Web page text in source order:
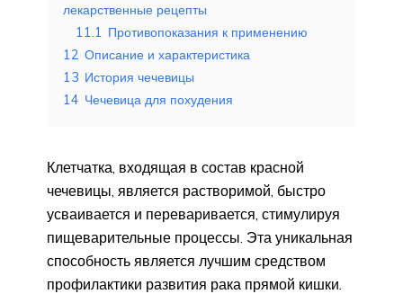
лекарственные рецепты
11.1 Противопоказания к применению
12 Описание и характеристика
13 История чечевицы
14 Чечевица для похудения
Клетчатка, входящая в состав красной
чечевицы, является растворимой, быстро
усваивается и переваривается, стимулируя
пищеварительные процессы. Эта уникальная
способность является лучшим средством
профилактики развития рака прямой кишки.